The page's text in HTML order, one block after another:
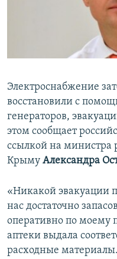
ПОБЕДИТЕЛЕЙ НЕ СУДЯТ?
КРЫМ.НЕПОКОРЕННЫЙ
Все сайты RFE/RL
Электроснабжение
восстановили с
генераторов,
этом сообщает
ссылкой на министра
Крыму Александра
«Никакой эвакуации
нас достаточно
оперативно по моему
аптеки выдала
расходные